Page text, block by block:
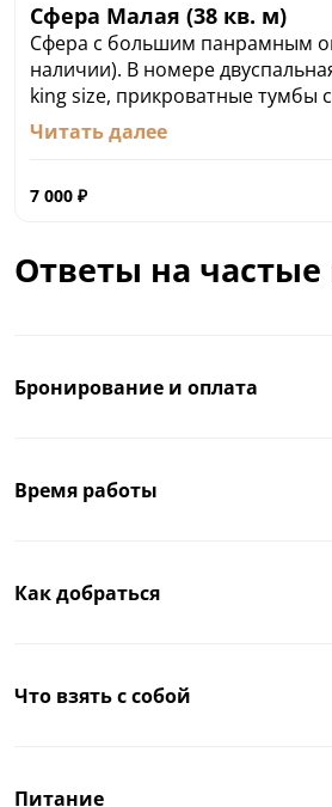
Сфера Малая (38 кв. м)
Сфера с большим панрамным
наличии). В номере
king size, прикроватные тумбы
номере журнальный столик со
обособленной зоне
холодильник. В санузле
Стоимость: от 7 000 ₽ / ночь
Читать далее
7 000 ₽
Ответы на
Бронирование и оплата
Время работы
Как добраться
Что взять с собой
Питание